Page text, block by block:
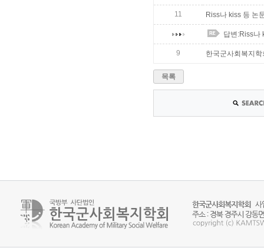
11 Riss나 kiss 등 논
답변:Riss나
9 한국군사회복지
목록